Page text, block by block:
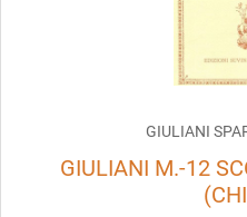
GIULIANI
GIULIANI M.-12